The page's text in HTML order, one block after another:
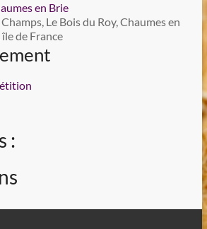
en Brie
Le Bois du Roy, Chaumes en
de France
: